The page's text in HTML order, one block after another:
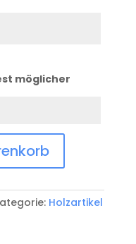
möglicher
Holzartikel